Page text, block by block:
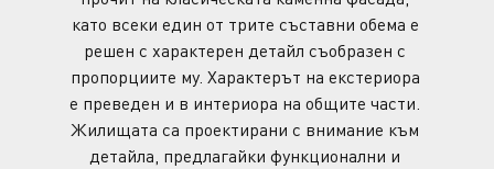
като всеки един от трите съставни обема е
решен с характерен детайл съобразен с
пропорциите му. Характерът на екстериора
е преведен и в интериора на общите части.
Жилищата са проектирани с внимание към
детайла, предлагайки функционални и